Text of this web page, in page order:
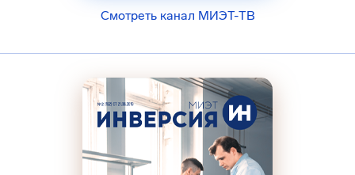
Смотреть канал МИЭТ-ТВ